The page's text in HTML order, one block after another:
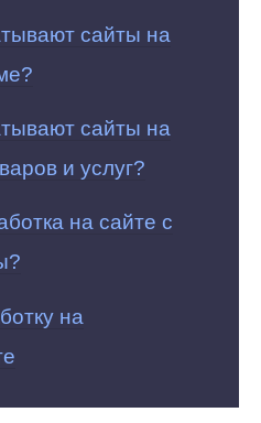
сайты на
сайты на
и услуг?
на сайте с
на